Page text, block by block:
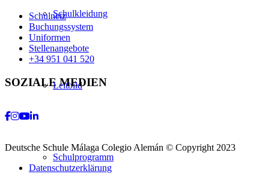
Schulkleidung
Leitbild
Schulprogramm
Schulnetz
Buchungssystem
Uniformen
Stellenangebote
+34 951 041 520
SOZIALE MEDIEN
Deutsche Schule Málaga Colegio Alemán © Copyright 2023
Datenschutzerklärung